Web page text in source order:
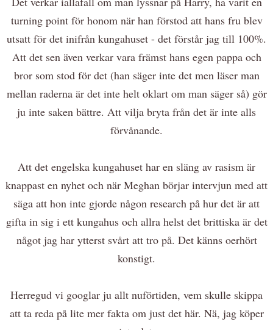
turning point för honom när han förstod att hans fru blev
utsatt för det inifrån kungahuset - det förstår jag till 100%.
Att det sen även verkar vara främst hans egen pappa och
bror som stod för det (han säger inte det men läser man
mellan raderna är det inte helt oklart om man säger så) gör
ju inte saken bättre. Att vilja bryta från det är inte alls
förvånande.
Att det engelska kungahuset har en släng av rasism är
knappast en nyhet och när Meghan börjar intervjun med att
säga att hon inte gjorde någon research på hur det är att
gifta in sig i ett kungahus och allra helst det brittiska är det
något jag har ytterst svårt att tro på. Det känns oerhört
konstigt.
Herregud vi googlar ju allt nuförtiden, vem skulle skippa
att ta reda på lite mer fakta om just det här. Nä, jag köper